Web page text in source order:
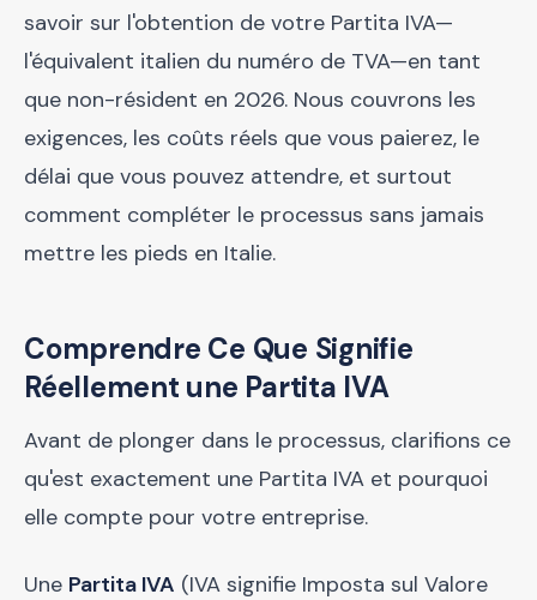
savoir sur l'obtention de votre Partita IVA—
l'équivalent italien du numéro de TVA—en tant
que non-résident en 2026. Nous couvrons les
exigences, les coûts réels que vous paierez, le
délai que vous pouvez attendre, et surtout
comment compléter le processus sans jamais
mettre les pieds en Italie.
Comprendre Ce Que Signifie
Réellement une Partita IVA
Avant de plonger dans le processus, clarifions ce
qu'est exactement une Partita IVA et pourquoi
elle compte pour votre entreprise.
Une Partita IVA (IVA signifie Imposta sul Valore